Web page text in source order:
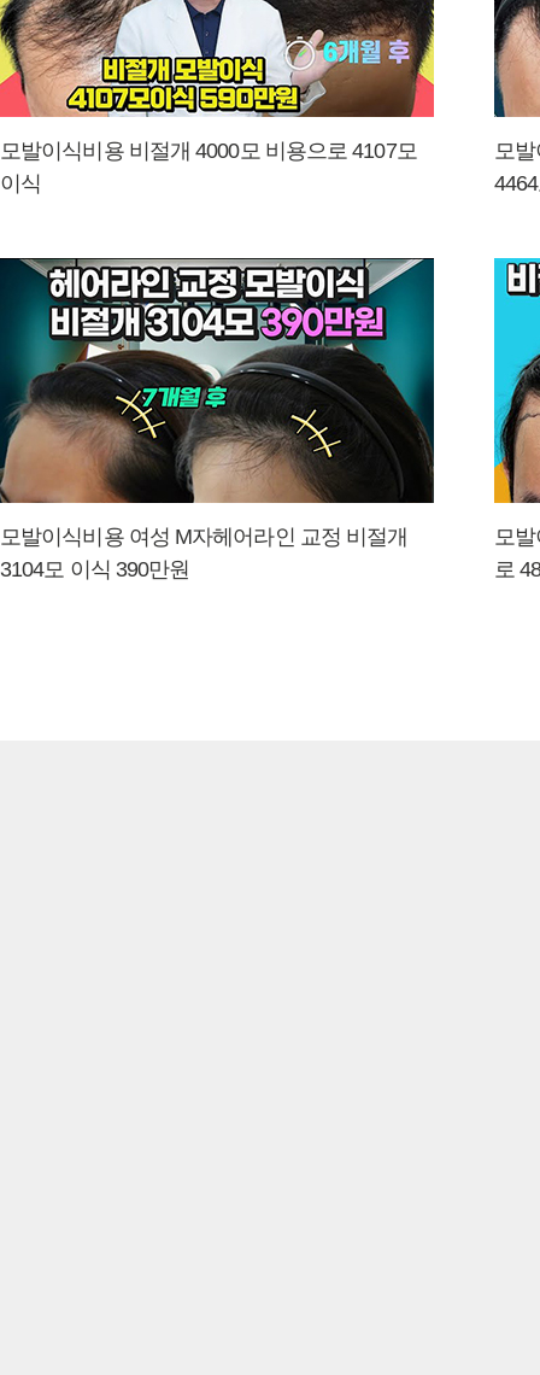
모발이식비용 비절개 4000모 비용으로 4107모
이식
모
모발이식비용 여성 M자헤어라인 교정 비절개
3104모 이식 390만원
모
로